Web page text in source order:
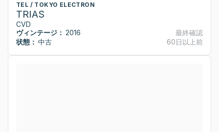
TEL / TOKYO ELECTRON
TRIAS
CVD
ヴィンテージ： 2016
状態： 中古
最終確認
60日以上前